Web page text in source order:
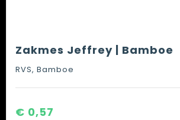
Zakmes Jeffrey | Bamboe
RVS, Bamboe
€ 0,57